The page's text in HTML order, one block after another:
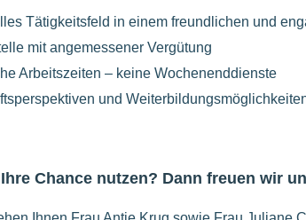
Tätigkeitsfeld in einem freundlichen und
mit angemessener Vergütung
Arbeitszeiten – keine Wochenenddienste
und
Chance nutzen? Dann freuen wir